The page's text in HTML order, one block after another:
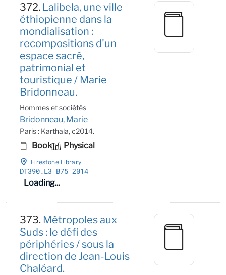
372. Lalibela, une ville
éthiopienne dans la
mondialisation :
recompositions d'un
espace sacré,
patrimonial et
touristique / Marie
Bridonneau.
Hommes et sociétés
Bridonneau, Marie
Paris : Karthala, c2014.
Book Physical
Firestone Library
DT390.L3 B75 2014
Loading...
373. Métropoles aux
Suds : le défi des
périphéries / sous la
direction de Jean-Louis
Chaléard.